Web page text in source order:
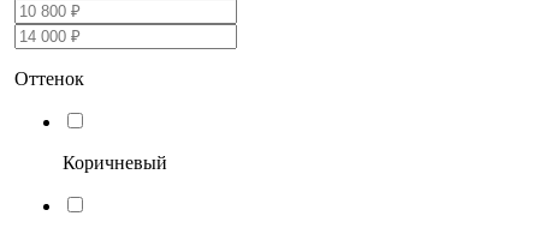
Оттенок
Коричневый